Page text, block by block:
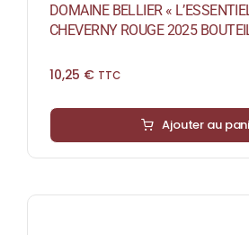
DOMAINE BELLIER «
CHEVERNY ROUGE 2025
10,25 € TTC
Ajouter au